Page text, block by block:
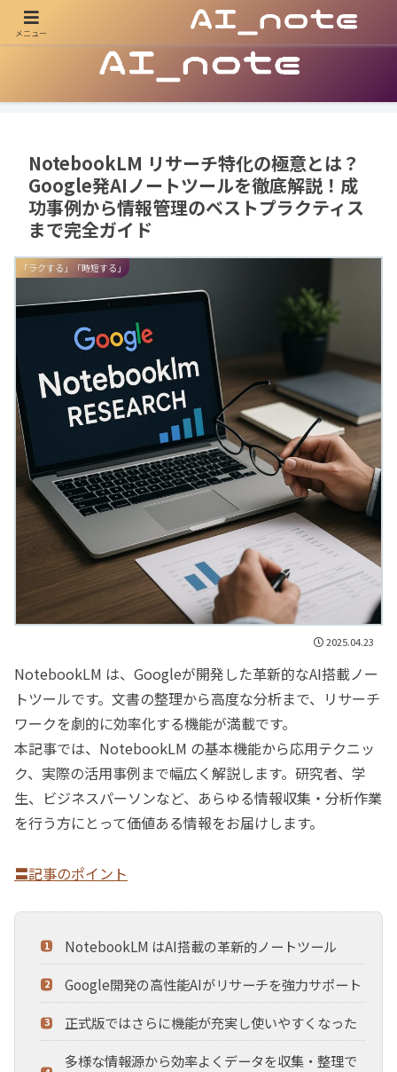
AIの可能性を探求し、ビジネス・副業・日常をアップデートする
NotebookLM リサーチ特化の極意とは？
Google発AIノートツールを徹底解説！成
功事例から情報管理のベストプラクティス
まで完全ガイド
「ラクする」「時短する」
2025.04.23
NotebookLM は、Googleが開発した革新的なAI搭載ノー
トツールです。文書の整理から高度な分析まで、リサーチ
ワークを劇的に効率化する機能が満載です。
本記事では、NotebookLM の基本機能から応用テクニッ
ク、実際の活用事例まで幅広く解説します。研究者、学
生、ビジネスパーソンなど、あらゆる情報収集・分析作業
を行う方にとって価値ある情報をお届けします。
〓記事のポイント
NotebookLM はAI搭載の革新的ノートツール
Google開発の高性能AIがリサーチを強力サポート
正式版ではさらに機能が充実し使いやすくなった
多様な情報源から効率よくデータを収集・整理で
メニュー